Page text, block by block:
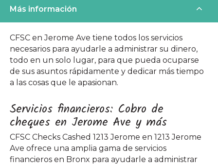
Más información
CFSC en Jerome Ave tiene todos los servicios
necesarios para ayudarle a administrar su dinero,
todo en un solo lugar, para que pueda ocuparse
de sus asuntos rápidamente y dedicar más tiempo
a las cosas que le apasionan.
Servicios financieros: Cobro de
cheques en Jerome Ave y más
CFSC Checks Cashed 1213 Jerome en 1213 Jerome
Ave ofrece una amplia gama de servicios
financieros en Bronx para ayudarle a administrar